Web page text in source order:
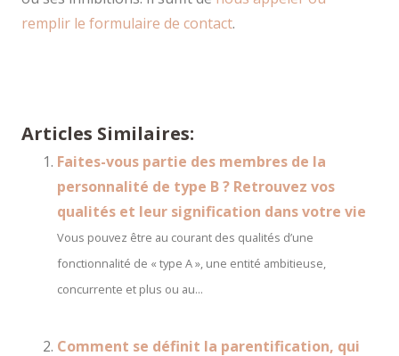
remplir le formulaire de contact.
Articles Similaires:
Faites-vous partie des membres de la
personnalité de type B ? Retrouvez vos
qualités et leur signification dans votre vie
Vous pouvez être au courant des qualités d’une
fonctionnalité de « type A », une entité ambitieuse,
concurrente et plus ou au...
Comment se définit la parentification, qui